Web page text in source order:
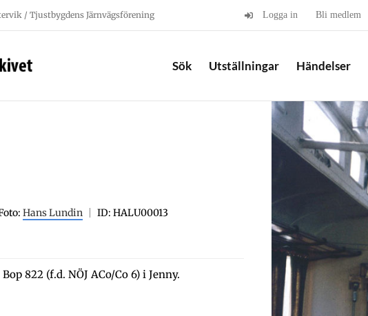
/ Tjustbygdens Järnvägsförening Logga in Bli medlem
Sök Utställningar Händelser
Hans Lundin ID: HALU00013
822 (f.d. NÖJ ACo/Co 6) i Jenny.